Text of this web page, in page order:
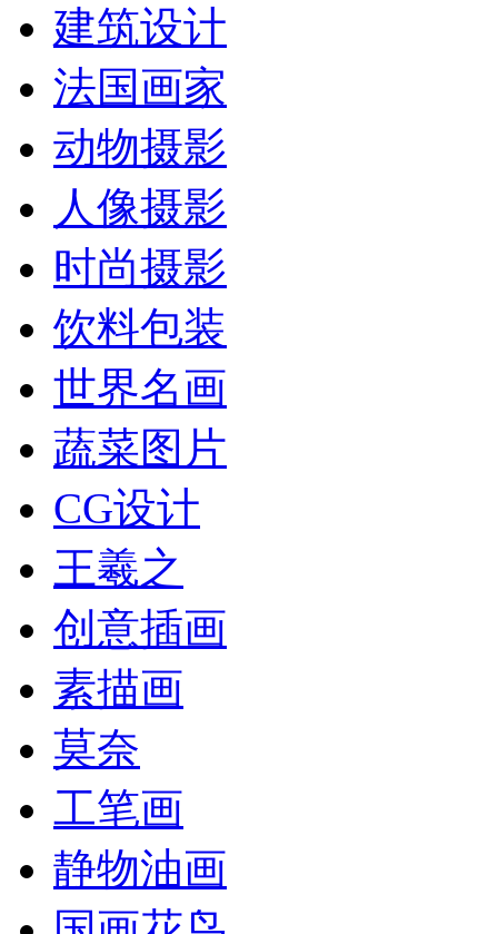
建筑设计
法国画家
动物摄影
人像摄影
时尚摄影
饮料包装
世界名画
蔬菜图片
CG设计
王羲之
创意插画
素描画
莫奈
工笔画
静物油画